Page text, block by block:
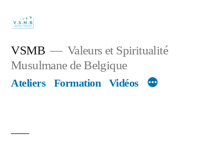
content
VSMB
Valeurs et Spiritualité
Musulmane de Belgique
Ateliers Formation Vidéos